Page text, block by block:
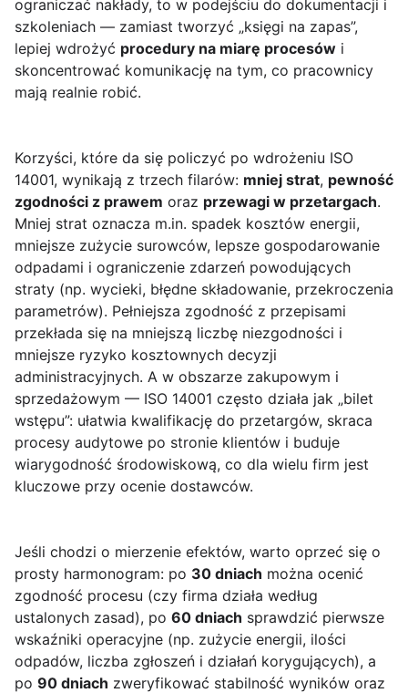
ograniczać nakłady, to w podejściu do dokumentacji i
szkoleniach — zamiast tworzyć „księgi na zapas”,
lepiej wdrożyć procedury na miarę procesów i
skoncentrować komunikację na tym, co pracownicy
mają realnie robić.
Korzyści, które da się policzyć po wdrożeniu ISO
14001, wynikają z trzech filarów: mniej strat, pewność
zgodności z prawem oraz przewagi w przetargach.
Mniej strat oznacza m.in. spadek kosztów energii,
mniejsze zużycie surowców, lepsze gospodarowanie
odpadami i ograniczenie zdarzeń powodujących
straty (np. wycieki, błędne składowanie, przekroczenia
parametrów). Pełniejsza zgodność z przepisami
przekłada się na mniejszą liczbę niezgodności i
mniejsze ryzyko kosztownych decyzji
administracyjnych. A w obszarze zakupowym i
sprzedażowym — ISO 14001 często działa jak „bilet
wstępu”: ułatwia kwalifikację do przetargów, skraca
procesy audytowe po stronie klientów i buduje
wiarygodność środowiskową, co dla wielu firm jest
kluczowe przy ocenie dostawców.
Jeśli chodzi o mierzenie efektów, warto oprzeć się o
prosty harmonogram: po 30 dniach można ocenić
zgodność procesu (czy firma działa według
ustalonych zasad), po 60 dniach sprawdzić pierwsze
wskaźniki operacyjne (np. zużycie energii, ilości
odpadów, liczba zgłoszeń i działań korygujących), a
po 90 dniach zweryfikować stabilność wyników oraz